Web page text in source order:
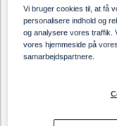
Vi bruger cookies til, at få
personalisere indhold og
og analysere vores traffik.
vores hjemmeside på
samarbejdspartnere.